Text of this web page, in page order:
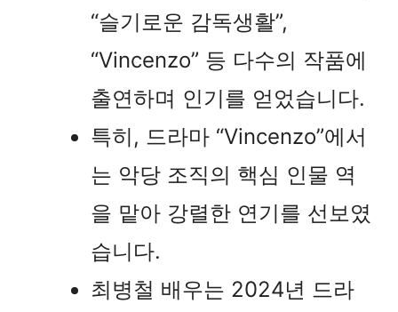
“슬기로운 감독생활”,
“Vincenzo” 등 다수의 작품에
출연하며 인기를 얻었습니다.
특히, 드라마 “Vincenzo”에서
는 악당 조직의 핵심 인물 역
을 맡아 강렬한 연기를 선보였
습니다.
최병철 배우는 2024년 드라